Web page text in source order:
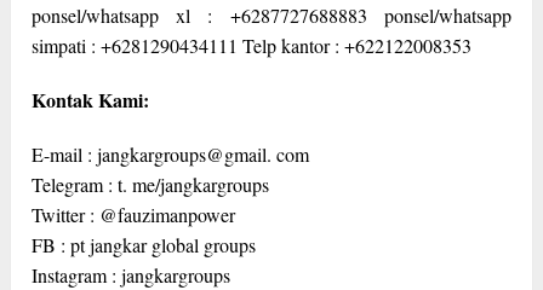
ponsel/whatsapp xl : +6287727688883 ponsel/whatsapp
simpati : +6281290434111 Telp kantor : +622122008353
Kontak Kami:
E-mail : jangkargroups@gmail. com
Telegram : t. me/jangkargroups
Twitter : @fauzimanpower
FB : pt jangkar global groups
Instagram : jangkargroups